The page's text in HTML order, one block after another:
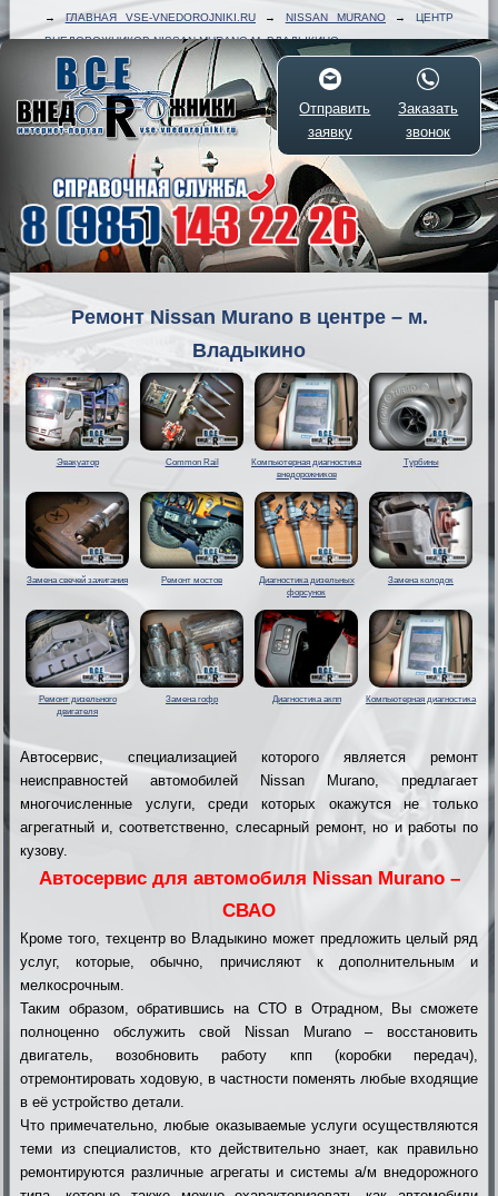
→ГЛАВНАЯ VSE-VNEDOROJNIKI.RU → NISSAN MURANO → ЦЕНТР
ВНЕДОРОЖНИКОВ NISSAN MURANO М. ВЛАДЫКИНО
Отправить
заявку
Заказать
звонок
Ремонт Nissan Murano в центре – м.
Владыкино
Эвакуатор Common Rail
Компьютерная диагностика
внедорожников
Турбины
Замена свечей зажигания Ремонт мостов
Диагностика дизельных
форсунок
Замена колодок
Ремонт дизельного
двигателя
Замена гофр Диагностика акпп Компьютерная диагностика
Автосервис, специализацией которого является ремонт
неисправностей автомобилей Nissan Murano, предлагает
многочисленные услуги, среди которых окажутся не только
агрегатный и, соответственно, слесарный ремонт, но и работы по
кузову.
Автосервис для автомобиля Nissan Murano –
СВАО
Кроме того, техцентр во Владыкино может предложить целый ряд
услуг, которые, обычно, причисляют к дополнительным и
мелкосрочным.
Таким образом, обратившись на СТО в Отрадном, Вы сможете
полноценно обслужить свой Nissan Murano – восстановить
двигатель, возобновить работу кпп (коробки передач),
отремонтировать ходовую, в частности поменять любые входящие
в её устройство детали.
Что примечательно, любые оказываемые услуги осуществляются
теми из специалистов, кто действительно знает, как правильно
ремонтируются различные агрегаты и системы а/м внедорожного